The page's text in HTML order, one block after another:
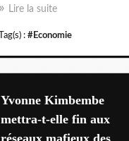
Lire la suite
Tag(s) : #Economie
Yvonne Kimbembe
mettra-t-elle fin aux
réseaux mafieux des